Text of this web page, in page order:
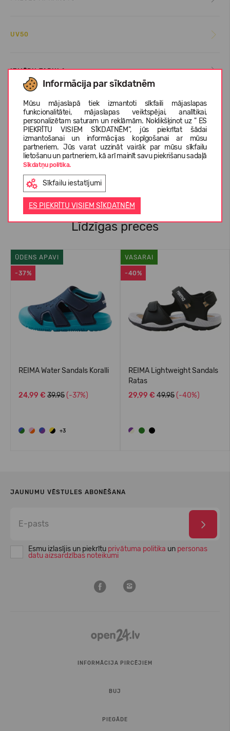
Informācija par sīkdatnēm
Mūsu mājaslapā tiek izmantoti sīkfaili mājaslapas
funkcionalitātei, mājaslapas veiktspējai, analītikai,
personalizētam saturam un reklāmām. Noklikšķinot uz " ES
PIEKRĪTU VISIEM SĪKDATNĒM", jūs piekrītat šādai
izmantošanai un informācijas kopīgošanai ar mūsu
partneriem. Jūs varat uzzināt vairāk par mūsu sīkfailu
lietošanu un partneriem, kā arī mainīt savu piekrišanu sadaļā
Sīkdatņu politika.
Sīkfailu iestatījumi
ES PIEKRĪTU VISIEM SĪKDATNĒM
UV50
IZMĒRU TABULA
KOPŠANAS INSTRUKCIJAS
PAR REIMA
KLIENTU ATSAUKSMES (0)
Līdzīgas preces
-37%
ŪDENS APAVI
REIMA Water Sandals Koralli
24,99 € 39.95 (-37%)
+3
-40%
VASARAI
REIMA Lightweight Sandals
Ratas
29,99 € 49.95 (-40%)
JAUNUMU VĒSTULES ABONĒŠANA
Esmu izlasījis un piekrītu privātuma politika un personas
datu aizsardzības noteikumi
INFORMĀCIJA PIRCĒJIEM
BUJ
PIEGĀDE